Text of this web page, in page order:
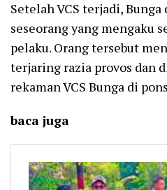
Setelah VCS terjadi,
seseorang yang mengaku
pelaku. Orang tersebut
terjaring razia provos dan
rekaman VCS Bunga di
baca juga